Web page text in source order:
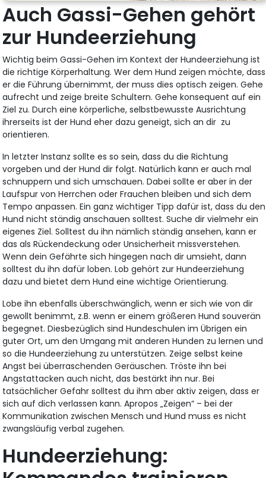
Auch Gassi-Gehen gehört
zur Hundeerziehung
Wichtig beim Gassi-Gehen im Kontext der Hundeerziehung ist
die richtige Körperhaltung. Wer dem Hund zeigen möchte, dass
er die Führung übernimmt, der muss dies optisch zeigen. Gehe
aufrecht und zeige breite Schultern. Gehe konsequent auf ein
Ziel zu. Durch eine körperliche, selbstbewusste Ausrichtung
ihrerseits ist der Hund eher dazu geneigt, sich an dir zu
orientieren.
In letzter Instanz sollte es so sein, dass du die Richtung
vorgeben und der Hund dir folgt. Natürlich kann er auch mal
schnuppern und sich umschauen. Dabei sollte er aber in der
Laufspur von Herrchen oder Frauchen bleiben und sich dem
Tempo anpassen. Ein ganz wichtiger Tipp dafür ist, dass du den
Hund nicht ständig anschauen solltest. Suche dir vielmehr ein
eigenes Ziel. Solltest du ihn nämlich ständig ansehen, kann er
das als Rückendeckung oder Unsicherheit missverstehen.
Wenn dein Gefährte sich hingegen nach dir umsieht, dann
solltest du ihn dafür loben. Lob gehört zur Hundeerziehung
dazu und bietet dem Hund eine wichtige Orientierung.
Lobe ihn ebenfalls überschwänglich, wenn er sich wie von dir
gewollt benimmt, z.B. wenn er einem größeren Hund souverän
begegnet. Diesbezüglich sind Hundeschulen im Übrigen ein
guter Ort, um den Umgang mit anderen Hunden zu lernen und
so die Hundeerziehung zu unterstützen. Zeige selbst keine
Angst bei überraschenden Geräuschen. Tröste ihn bei
Angstattacken auch nicht, das bestärkt ihn nur. Bei
tatsächlicher Gefahr solltest du ihm aber aktiv zeigen, dass er
sich auf dich verlassen kann. Apropos „Zeigen“ – bei der
Kommunikation zwischen Mensch und Hund muss es nicht
zwangsläufig verbal zugehen.
Hundeerziehung: